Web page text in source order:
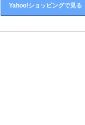
Yahoo!ショッピングで見る